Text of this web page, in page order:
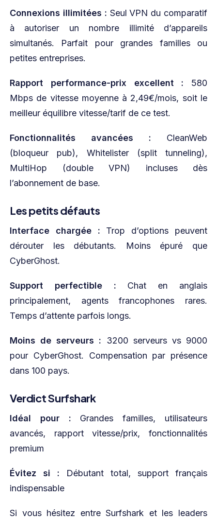
Connexions illimitées : Seul VPN du comparatif
à autoriser un nombre illimité d’appareils
simultanés. Parfait pour grandes familles ou
petites entreprises.
Rapport performance-prix excellent : 580
Mbps de vitesse moyenne à 2,49€/mois, soit le
meilleur équilibre vitesse/tarif de ce test.
Fonctionnalités avancées : CleanWeb
(bloqueur pub), Whitelister (split tunneling),
MultiHop (double VPN) incluses dès
l’abonnement de base.
Les petits défauts
Interface chargée : Trop d’options peuvent
dérouter les débutants. Moins épuré que
CyberGhost.
Support perfectible : Chat en anglais
principalement, agents francophones rares.
Temps d’attente parfois longs.
Moins de serveurs : 3200 serveurs vs 9000
pour CyberGhost. Compensation par présence
dans 100 pays.
Verdict Surfshark
Idéal pour : Grandes familles, utilisateurs
avancés, rapport vitesse/prix, fonctionnalités
premium
Évitez si : Débutant total, support français
indispensable
Si vous hésitez entre Surfshark et les leaders